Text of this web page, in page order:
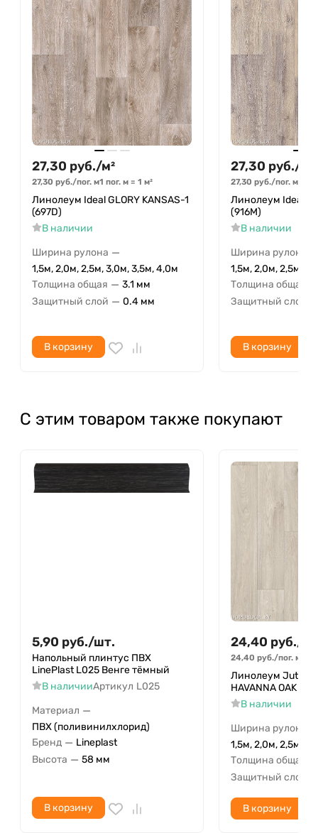
27,30 руб./м²
27,30 руб./пог. м1 пог. м = 1 м²
Линолеум Ideal GLORY KANSAS-1
(697D)
В наличии
Ширина рулона —
1,5м, 2,0м, 2,5м, 3,0м, 3,5м, 4,0м
Толщина общая — 3.1 мм
Защитный слой — 0.4 мм
В корзину
27,30 руб./
27,30 руб./пог. м
Линолеум Ideal
(916M)
В наличии
Ширина рулона
1,5м, 2,0м, 2,5м,
Толщина общая
Защитный слой
В корзину
С этим товаром также покупают
5,90 руб./шт.
Напольный плинтус ПВХ
LinePlast L025 Венге тёмный
В наличииАртикул L025
Материал —
ПВХ (поливинилхлорид)
Бренд — Lineplast
Высота — 58 мм
В корзину
24,40 руб./
24,40 руб./пог. м
Линолеум Juteks
HAVANNA OAK 11
В наличии
Ширина рулона
1,5м, 2,0м, 2,5м,
Толщина общая
Защитный слой
В корзину